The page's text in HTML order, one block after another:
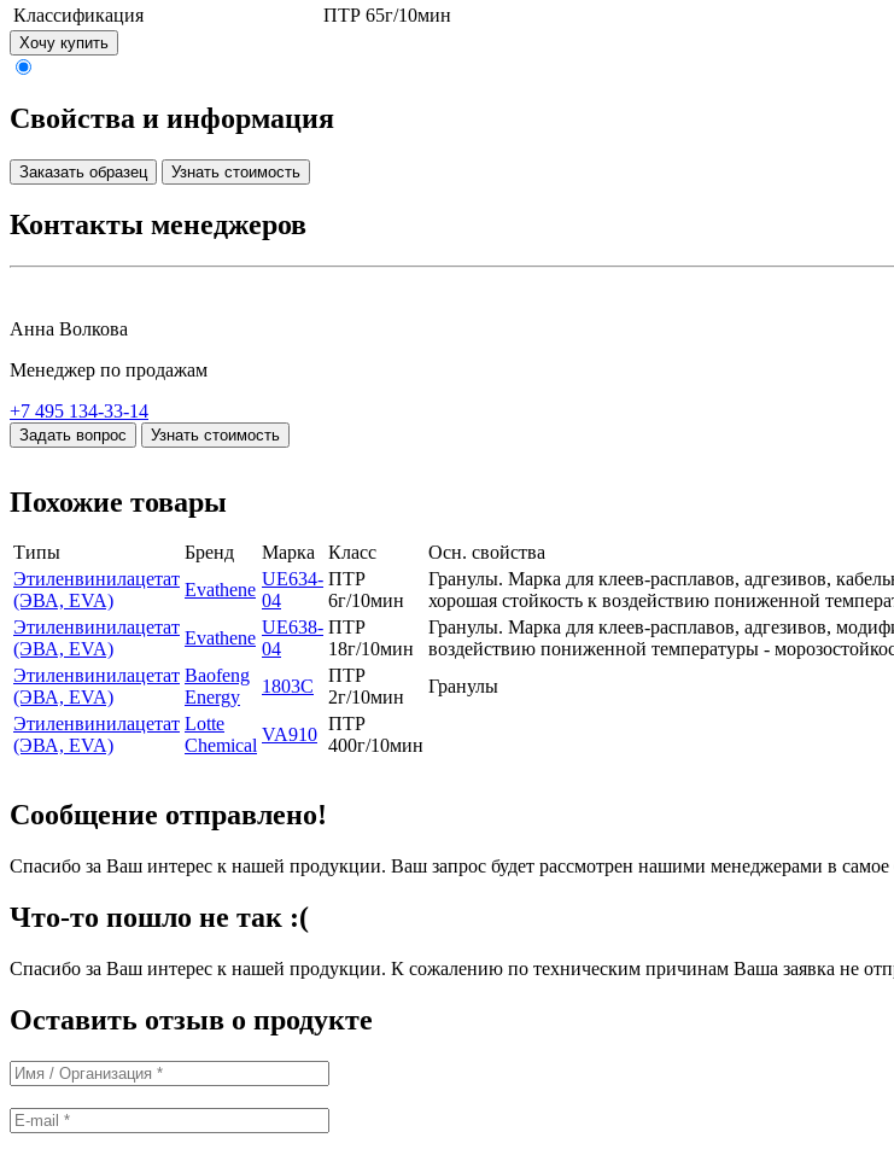
Классификация
ПТР 65г/10мин
Хочу купить
Свойства и информация
Заказать образец Узнать стоимость
Контакты менеджеров
Анна Волкова
Менеджер по продажам
+7 495 134-33-14
Задать вопрос Узнать стоимость
Похожие товары
Типы Бренд Марка Класс
Осн. свойства
Этиленвинилацетат
(ЭВА, EVA)
Evathene
UE634-
04
ПТР
6г/10мин
Гранулы. Марка для клеев-расплавов, адгезивов,
хорошая стойкость к воздействию пониженной
Этиленвинилацетат
(ЭВА, EVA)
Evathene
UE638-
04
ПТР
18г/10мин
Гранулы. Марка для клеев-расплавов, адгезивов,
воздействию пониженной температуры -
Этиленвинилацетат
(ЭВА, EVA)
Baofeng
Energy
1803C
ПТР
2г/10мин
Гранулы
Этиленвинилацетат
(ЭВА, EVA)
Lotte
Chemical
VA910
ПТР
400г/10мин
Сообщение отправлено!
Спасибо за Ваш интерес к нашей продукции. Ваш запрос будет рассмотрен нашими менеджерами в
Что-то пошло не так :(
Спасибо за Ваш интерес к нашей продукции. К сожалению по техническим причинам Ваша заявка не
Оставить отзыв о продукте